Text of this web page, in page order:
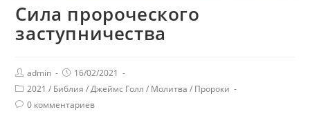
Сила пророческого
заступничества
admin
16/02/2021
2021 / Библия / Джеймс Голл / Молитва / Пророки
0 комментариев